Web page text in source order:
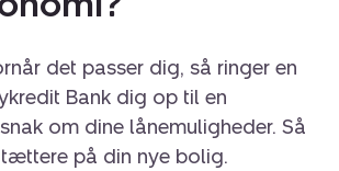
det passer dig, så ringer en
Bank dig op til en
om dine lånemuligheder. Så
på din nye bolig.